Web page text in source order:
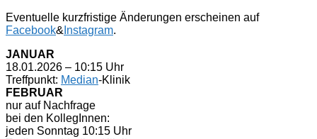
Eventuelle kurzfristige Änderungen erscheinen auf
Facebook& Instagram.
JANUAR
18.01.2026 – 10:15 Uhr
Treffpunkt: Median-Klinik
FEBRUAR
nur auf Nachfrage
bei den KollegInnen:
jeden Sonntag 10:15 Uhr